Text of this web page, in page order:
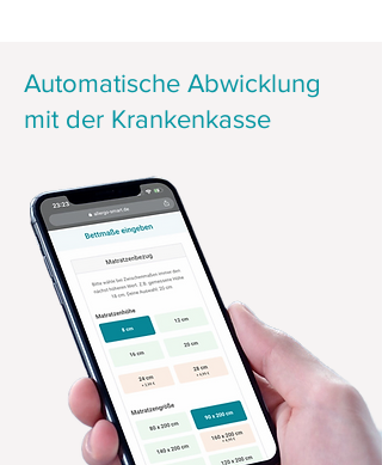
Automatische Abwicklung
mit der Krankenkasse